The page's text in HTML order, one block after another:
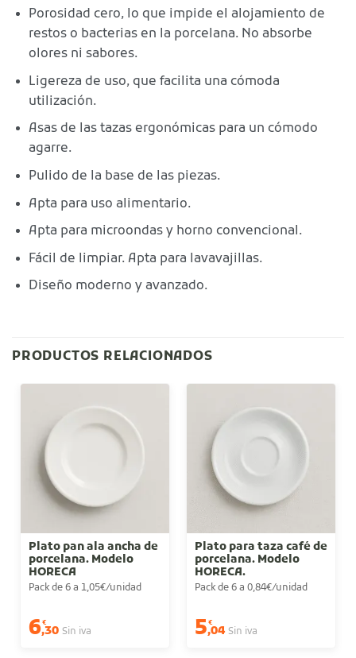
Porosidad cero, lo que impide el alojamiento de
restos o bacterias en la porcelana. No absorbe
olores ni sabores.
Ligereza de uso, que facilita una cómoda
utilización.
Asas de las tazas ergonómicas para un cómodo
agarre.
Pulido de la base de las piezas.
Apta para uso alimentario.
Apta para microondas y horno convencional.
Fácil de limpiar. Apta para lavavajillas.
Diseño moderno y avanzado.
PRODUCTOS RELACIONADOS
Plato pan ala ancha de
porcelana. Modelo
HORECA
Pack de 6 a 1,05€/unidad
6€
,30 Sin iva
Plato para taza café de
porcelana. Modelo
HORECA.
Pack de 6 a 0,84€/unidad
5€
,04 Sin iva